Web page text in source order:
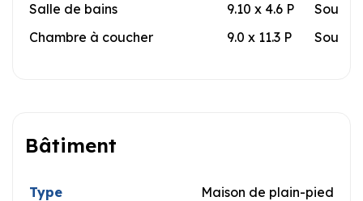
Salle de bains
9.10 x 4.6 P
Sous-
Chambre à coucher
9.0 x 11.3 P Sous-
Bâtiment
Type
Maison de plain-pied